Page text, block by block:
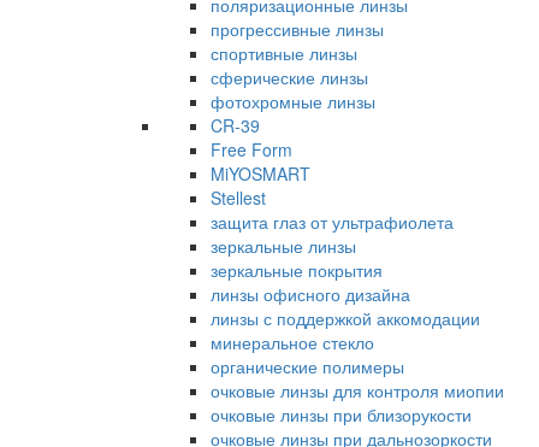
поляризационные линзы
прогрессивные линзы
спортивные линзы
сферические линзы
фотохромные линзы
CR-39
Free Form
MiYOSMART
Stellest
защита глаз от ультрафиолета
зеркальные линзы
зеркальные покрытия
линзы офисного дизайна
линзы с поддержкой аккомодации
минеральное стекло
органические полимеры
очковые линзы для контроля миопии
очковые линзы при близорукости
очковые линзы при дальнозоркости